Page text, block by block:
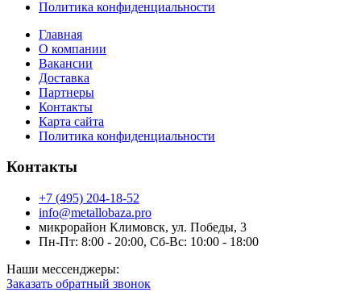
Политика конфиденциальности
Главная
О компании
Вакансии
Доставка
Партнеры
Контакты
Карта сайта
Политика конфиденциальности
Контакты
+7 (495) 204-18-52
info@metallobaza.pro
микрорайон Климовск, ул. Победы, 3
Пн-Пт: 8:00 - 20:00, Сб-Вс: 10:00 - 18:00
Наши мессенджеры:
Заказать обратный звонок